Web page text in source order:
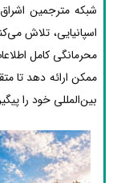
شبکه مترجمین
اسپانیایی، تلاش
محرمانگی کامل
ممکن ارائه دهد تا
بین‌المللی خود را